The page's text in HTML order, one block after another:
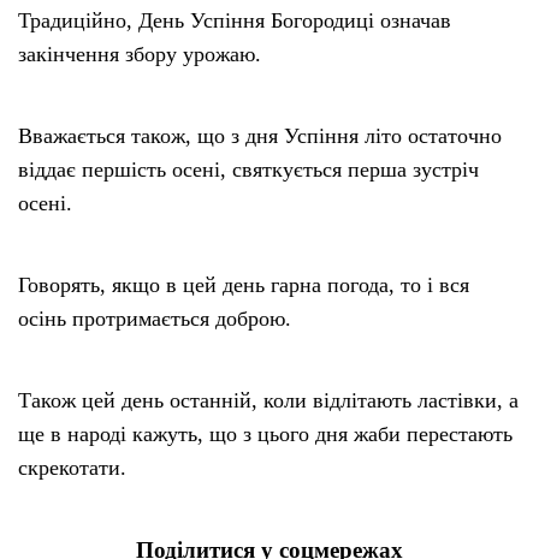
Традиційно, День Успіння Богородиці означав
закінчення збору урожаю.
Вважається також, що з дня Успіння літо остаточно
віддає першість осені, святкується перша зустріч
осені.
Говорять, якщо в цей день гарна погода, то і вся
осінь протримається доброю.
Також цей день останній, коли відлітають ластівки, а
ще в народі кажуть, що з цього дня жаби перестають
скрекотати.
Поділитися у соцмережах